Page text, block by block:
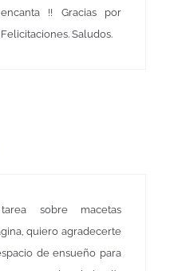
!! Gracias por
Saludos.
sobre macetas
quiero agradecerte
de ensueño para